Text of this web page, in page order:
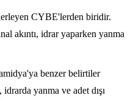
CYBE'lerden biridir.
akıntı, idrar yaparken yanma
benzer belirtiler
yanma ve adet dışı